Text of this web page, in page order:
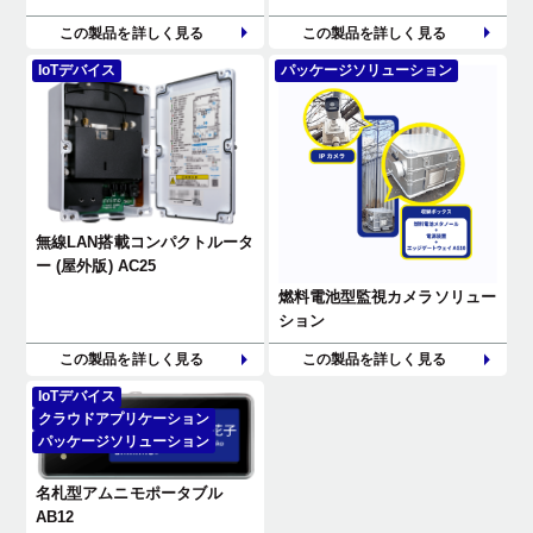
この製品を詳しく見る この製品を詳しく見る
IoTデバイス
無線LAN搭載コンパクトルータ
ー (屋外版) AC25
この製品を詳しく見る
パッケージソリューション
燃料電池型監視カメラソリュー
ション
この製品を詳しく見る
IoTデバイス
クラウドアプリケーション
パッケージソリューション
名札型アムニモポータブル
AB12